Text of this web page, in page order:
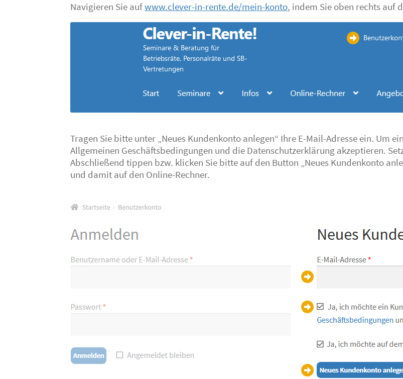
Navigieren Sie aufwww.clever-in-rente.de/mein-konto, indem Sie oben rechts auf
Tragen Sie bitte unter „Neues Kundenkonto anlegen“ Ihre E-Mail-Adresse ein. Um
Allgemeinen Geschäftsbedingungen und die Datenschutzerklärung akzeptieren.
Abschließend tippen bzw. klicken Sie bitte auf den Button „Neues Kundenkonto
und damit auf den Online-Rechner.